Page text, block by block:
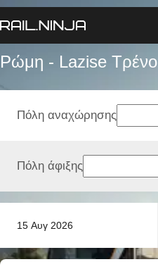
Ρώμη - Lazise Tρένο
15 Αυγ 2026
Πόλη αναχώρησης
Πόλη άφιξης